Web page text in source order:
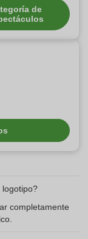
de
logotipo?
completamente